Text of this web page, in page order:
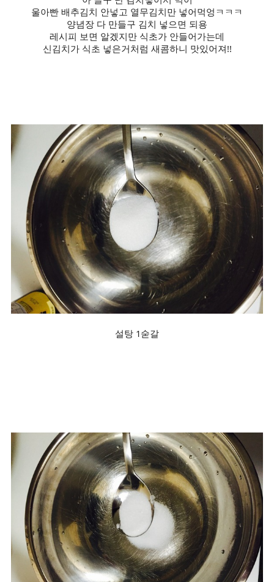
울아빤 배추김치 안넣고 열무김치만 넣어먹엉ㅋㅋㅋ
양념장 다 만들구 김치 넣으면 되용
레시피 보면 알겠지만 식초가 안들어가는데
신김치가 식초 넣은거처럼 새콤하니 맛있어져!!
설탕 1숟갈